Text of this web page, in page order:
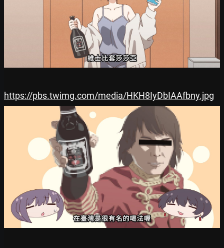
https://pbs.twimg.com/media/HKH8IyDbIAAfbny.jpg